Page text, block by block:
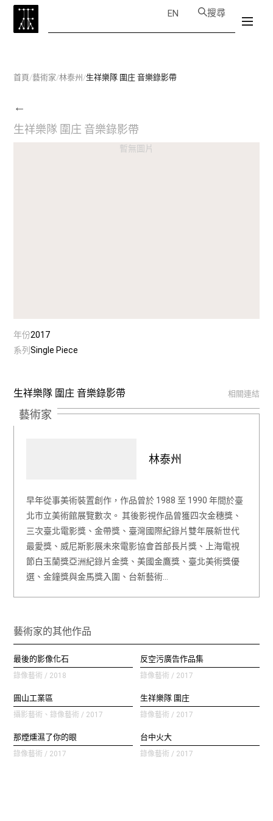
EN 搜尋
首頁/藝術家/林泰州/生祥樂隊 圍庄 音樂錄影帶
←
生祥樂隊 圍庄 音樂錄影帶
暫無圖片
年份2017
系列Single Piece
生祥樂隊 圍庄 音樂錄影帶 相關連結
藝術家
林泰州
早年從事美術裝置創作，作品曾於 1988 至 1990 年間於臺
北市立美術館展覽數次。 其後影視作品曾獲四次金穗獎、
三次臺北電影獎、金帶獎、臺灣國際紀錄片雙年展新世代
最愛獎、威尼斯影展未來電影協會首部長片獎、上海電視
節白玉蘭獎亞洲紀錄片金獎、美國金鷹獎、臺北美術獎優
選、金鐘獎與金馬獎入圍、台新藝術…
藝術家的其他作品
最後的影像化石
錄像藝術 / 2018
反空污廣告作品集
錄像藝術 / 2017
圓山工業區
攝影藝術、錄像藝術 / 2017
生祥樂隊 圍庄
錄像藝術 / 2017
那煙燻濕了你的眼
錄像藝術 / 2017
台中火大
錄像藝術 / 2017